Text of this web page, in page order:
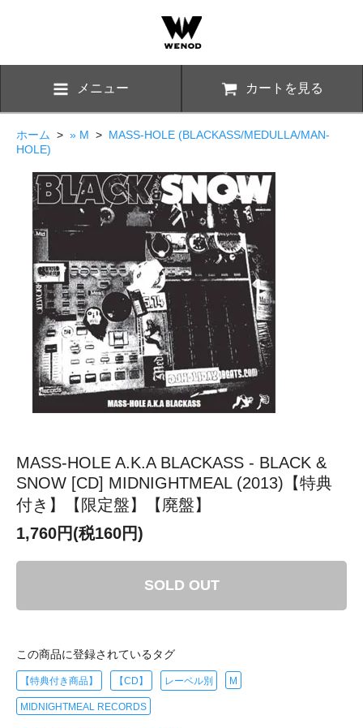
メニュー カートを見る
ホーム > » M > MASS-HOLE (BLACKASS/MEDULLA/MAN-
HOLE)
MASS-HOLE A.K.A BLACKASS - BLACK &
SNOW [CD] MIDNIGHTMEAL (2013)【特典
付き】【限定盤】【廃盤】
1,760円(税160円)
SOLD OUT
この商品に登録されているタグ
【特典付き商品】 【CD】 レーベル別 M
MIDNIGHTMEAL RECORDS